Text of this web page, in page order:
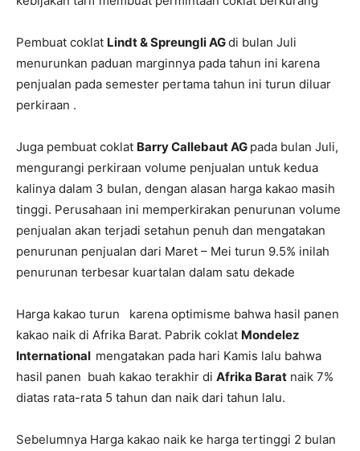
Pembuat coklat Lindt & Spreungli AGdi bulan Juli
menurunkan paduan marginnya pada tahun ini karena
penjualan pada semester pertama tahun ini turun diluar
perkiraan .
Juga pembuat coklat Barry Callebaut AG pada bulan Juli,
mengurangi perkiraan volume penjualan untuk kedua
kalinya dalam 3 bulan, dengan alasan harga kakao masih
tinggi. Perusahaan ini memperkirakan penurunan volume
penjualan akan terjadi setahun penuh dan mengatakan
penurunan penjualan dari Maret – Mei turun 9.5% inilah
penurunan terbesar kuartalan dalam satu dekade
Harga kakao turun karena optimisme bahwa hasil panen
kakao naik di Afrika Barat. Pabrik coklat Mondelez
International mengatakan pada hari Kamis lalu bahwa
hasil panen buah kakao terakhir di Afrika Barat naik 7%
diatas rata-rata 5 tahun dan naik dari tahun lalu.
Sebelumnya Harga kakao naik ke harga tertinggi 2 bulan